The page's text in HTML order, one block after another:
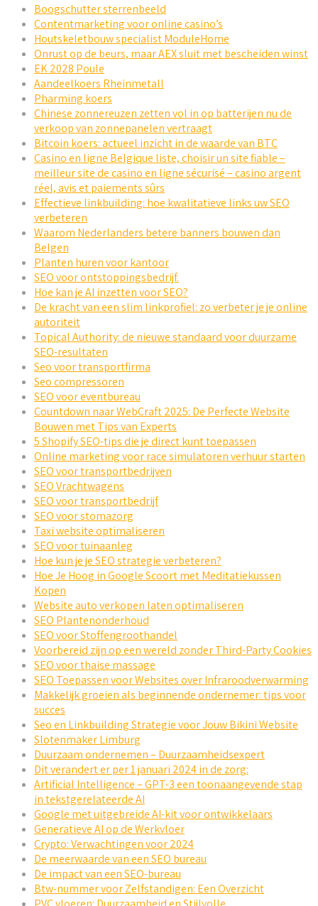
Boogschutter sterrenbeeld
Contentmarketing voor online casino’s
Houtskeletbouw specialist ModuleHome
Onrust op de beurs, maar AEX sluit met bescheiden winst
EK 2028 Poule
Aandeelkoers Rheinmetall
Pharming koers
Chinese zonnereuzen zetten vol in op batterijen nu de
verkoop van zonnepanelen vertraagt
Bitcoin koers: actueel inzicht in de waarde van BTC
Casino en ligne Belgique liste, choisir un site fiable –
meilleur site de casino en ligne sécurisé – casino argent
réel, avis et paiements sûrs
Effectieve linkbuilding: hoe kwalitatieve links uw SEO
verbeteren
Waarom Nederlanders betere banners bouwen dan
Belgen
Planten huren voor kantoor
SEO voor ontstoppingsbedrijf.
Hoe kan je AI inzetten voor SEO?
De kracht van een slim linkprofiel: zo verbeter je je online
autoriteit
Topical Authority: de nieuwe standaard voor duurzame
SEO-resultaten
Seo voor transportfirma
Seo compressoren
SEO voor eventbureau
Countdown naar WebCraft 2025: De Perfecte Website
Bouwen met Tips van Experts
5 Shopify SEO-tips die je direct kunt toepassen
Online marketing voor race simulatoren verhuur starten
SEO voor transportbedrijven
SEO Vrachtwagens
SEO voor transportbedrijf
SEO voor stomazorg
Taxi website optimaliseren
SEO voor tuinaanleg
Hoe kun je je SEO strategie verbeteren?
Hoe Je Hoog in Google Scoort met Meditatiekussen
Kopen
Website auto verkopen laten optimaliseren
SEO Plantenonderhoud
SEO voor Stoffengroothandel
Voorbereid zijn op een wereld zonder Third-Party Cookies
SEO voor thaise massage
SEO Toepassen voor Websites over Infraroodverwarming
Makkelijk groeien als beginnende ondernemer: tips voor
succes
Seo en Linkbuilding Strategie voor Jouw Bikini Website
Slotenmaker Limburg
Duurzaam ondernemen – Duurzaamheidsexpert
Dit verandert er per 1 januari 2024 in de zorg:
Artificial Intelligence – GPT-3 een toonaangevende stap
in tekstgerelateerde AI
Google met uitgebreide AI-kit voor ontwikkelaars
Generatieve AI op de Werkvloer
Crypto: Verwachtingen voor 2024
De meerwaarde van een SEO bureau
De impact van een SEO-bureau
Btw-nummer voor Zelfstandigen: Een Overzicht